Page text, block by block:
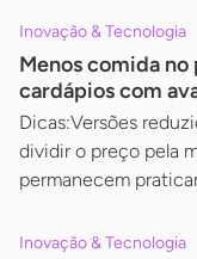
Inovação & Tecnologia
Menos comida
cardápios com
Dicas:Versões
dividir o preço pela
permanecem
Inovação & Tecnologia